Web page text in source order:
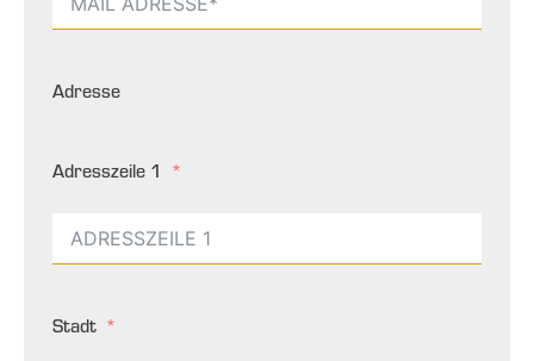
Adresse
Adresszeile 1
Stadt